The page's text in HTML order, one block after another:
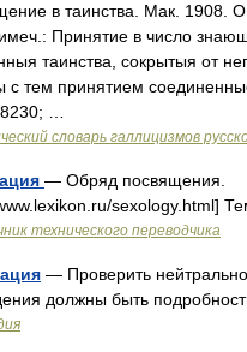
в таинства. Мак. 1908.
Принятие в число
таинства, сокрытыя от
с тем принятием
…
словарь галлицизмов
— Обряд посвящения.
sexology.html]
технического переводчика
— Проверить
должны быть